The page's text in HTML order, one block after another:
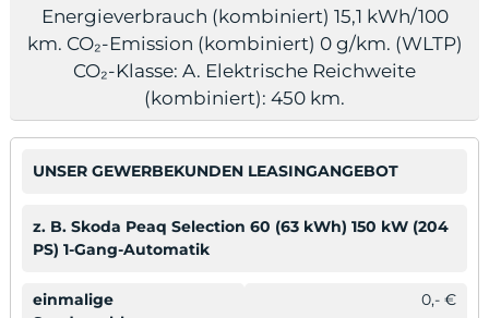
Energieverbrauch (kombiniert) 15,1 kWh/100
km. CO₂-Emission (kombiniert) 0 g/km. (WLTP)
CO₂-Klasse: A. Elektrische Reichweite
(kombiniert): 450 km.
UNSER GEWERBEKUNDEN LEASINGANGEBOT
z. B. Skoda Peaq Selection 60 (63 kWh) 150 kW (204
PS) 1-Gang-Automatik
einmalige
0,- €